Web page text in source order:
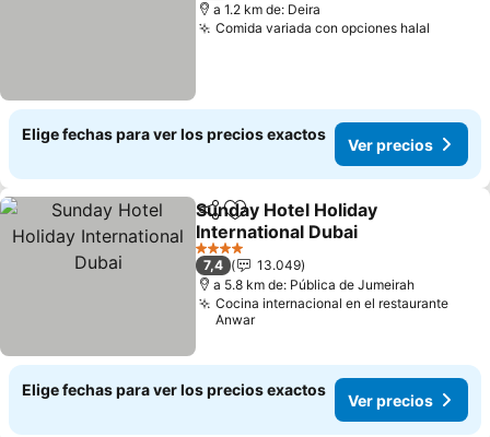
a 1.2 km de: Deira
Comida variada con opciones halal
Elige fechas para ver los precios exactos
Ver precios
CompartirAgregar a favoritos
Sunday Hotel Holiday
International Dubai
4 Estrellas
7,4
13.049
a 5.8 km de: Pública de Jumeirah
Cocina internacional en el restaurante
Anwar
Elige fechas para ver los precios exactos
Ver precios